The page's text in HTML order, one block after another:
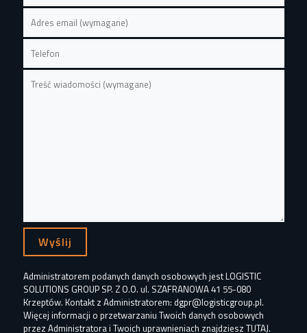
Administratorem podanych danych osobowych jest LOGISTIC
SOLUTIONS GROUP SP. Z O.O. ul. SZAFRANOWA 41 55-080
Krzeptów. Kontakt z Administratorem: dgpr@logisticgroup.pl.
Więcej informacji o przetwarzaniu Twoich danych osobowych
przez Administratora i Twoich uprawnieniach znajdziesz TUTAJ.